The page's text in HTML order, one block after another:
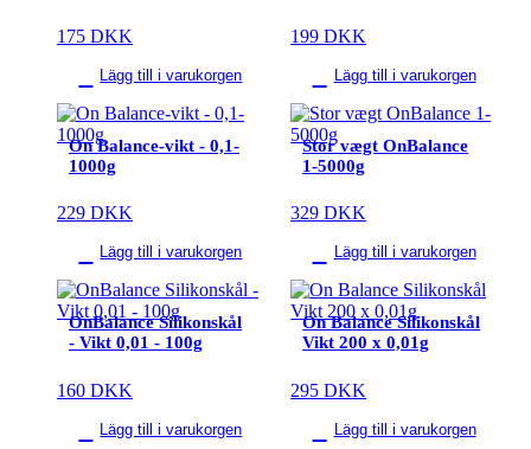
175 DKK
Lägg till i varukorgen
199DKK
Lägg till i varukorgen
On Balance-vikt - 0,1-
1000g
229 DKK
Lägg till i varukorgen
Stor vægt OnBalance
1-5000g
329DKK
Lägg till i varukorgen
OnBalance Silikonskål
- Vikt 0,01 - 100g
160 DKK
Lägg till i varukorgen
On Balance Silikonskål
Vikt 200 x 0,01g
295DKK
Lägg till i varukorgen